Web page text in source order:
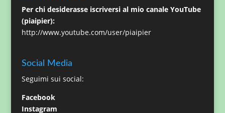
Per chi desiderasse iscriversi al mio canale YouTube
(piaipier):
http://www.youtube.com/user/piaipier
Social Media
Seguimi sui social:
Facebook
Instagram